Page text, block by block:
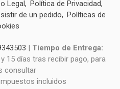
Legal
Política de Privacidad
de un pedido
Políticas de
| Tiempo de Entrega:
15 días tras recibir pago, para
consultar
incluidos